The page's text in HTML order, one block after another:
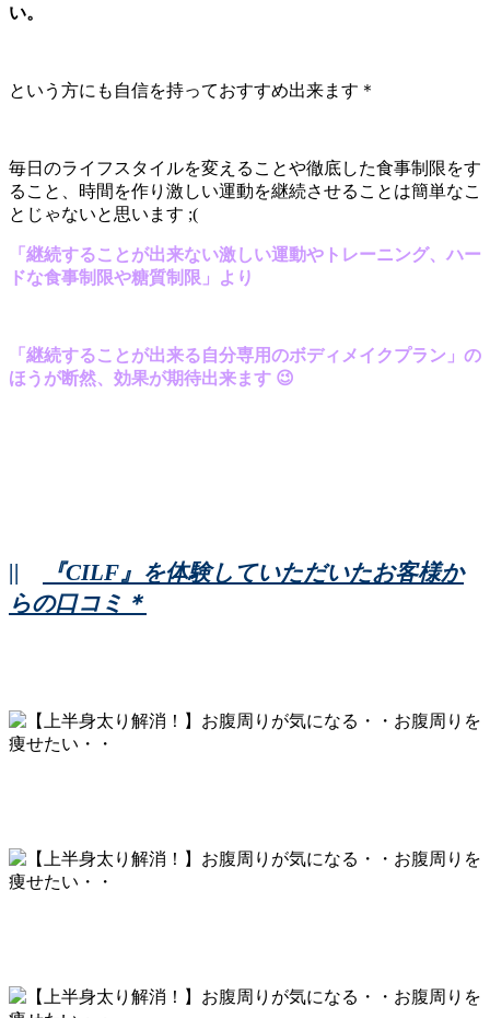
い。
という方にも自信を持っておすすめ出来ます＊
毎日のライフスタイルを変えることや徹底した食事制限をす
ること、時間を作り激しい運動を継続させることは簡単なこ
とじゃないと思います ;(
「継続することが出来ない激しい運動やトレーニング、ハー
ドな食事制限や糖質制限」より
「継続することが出来る自分専用のボディメイクプラン」の
ほうが断然、効果が期待出来ます 😉
||
『CILF』を体験していただいたお客様か
らの口コミ＊